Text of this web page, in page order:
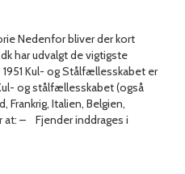
Nedenfor bliver der kort
har udvalgt de vigtigste
Kul- og Stålfællesskabet er
og stålfællesskabet (også
Frankrig, Italien, Belgien,
at: – Fjender inddrages i